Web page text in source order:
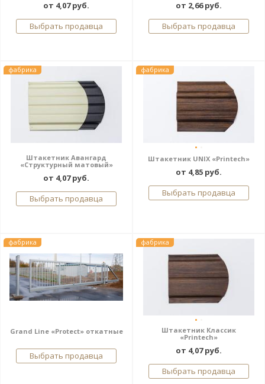
от 4,07 руб.
Выбрать продавца
от 2,66 руб.
Выбрать продавца
фабрика
Штакетник Авангард
«Структурный матовый»
от 4,07 руб.
Выбрать продавца
фабрика
Штакетник UNIX «Printech»
от 4,85 руб.
Выбрать продавца
фабрика
Grand Line «Protect» откатные
Выбрать продавца
фабрика
Штакетник Классик
«Printech»
от 4,07 руб.
Выбрать продавца